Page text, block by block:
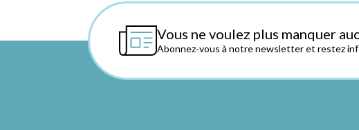
Vous ne voulez plus manquer
Abonnez-vous à notre newsletter et restez